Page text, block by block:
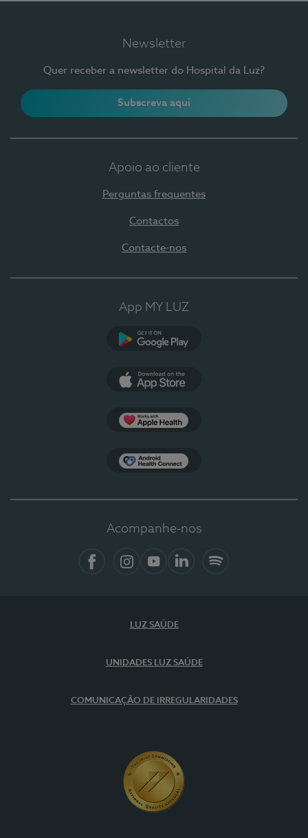
Newsletter
Quer receber a newsletter do Hospital da Luz?
Subscreva aqui
Apoio ao cliente
Perguntas frequentes
Contactos
Contacte-nos
App MY LUZ
Acompanhe-nos
LUZ SAÚDE
UNIDADES LUZ SAÚDE
COMUNICAÇÃO DE IRREGULARIDADES